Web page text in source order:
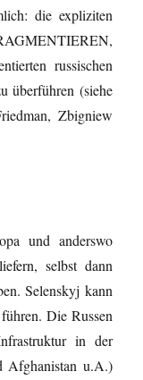
die expliziten
russischen
überführen (siehe
Zbigniew
und anderswo
selbst dann
Selenskyj kann
Die Russen
in der
Afghanistan u.A.)